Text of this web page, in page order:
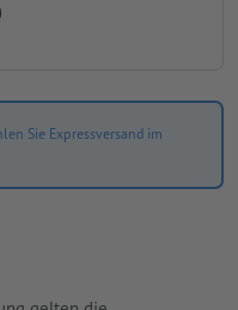
Sie Expressversand im